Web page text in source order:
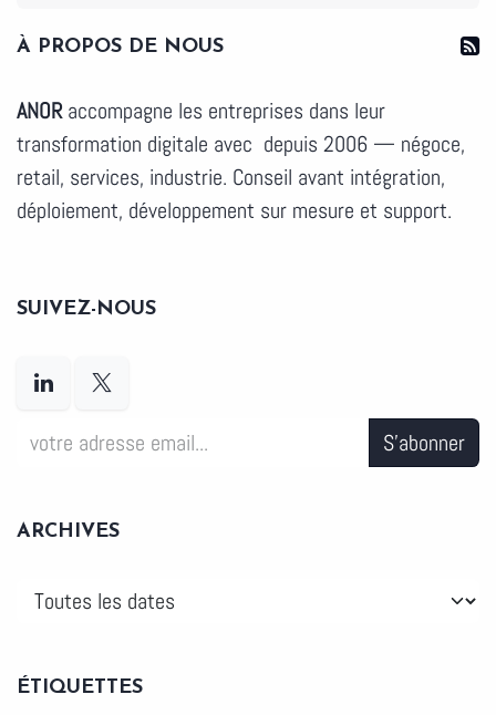
À PROPOS DE NOUS
ANORaccompagne les entreprises dans leur
transformation digitale avec depuis 2006 — négoce,
retail, services, industrie. Conseil avant intégration,
déploiement, développement sur mesure et support.
SUIVEZ-NOUS
S'abonner
ARCHIVES
ÉTIQUETTES